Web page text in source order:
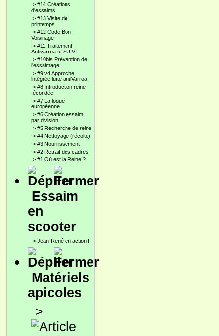
> #14 Créations
d'essaims
> #13 Visite de
printemps
> #12 Code Bon
Voisinage
> #11 Traitement
Antivarroa et SUIVI
> #10bis Prévention de
l'essaimage
> #9 v4 Approche
intégrée lutte antiVarroa
> #8 Introduction reine
fécondée
> #7 La loque
européenne
> #6 Création essaim
par division
> #5 Recherche de reine
> #4 Nettoyage (récolte)
> #3 Nourrissement
> #2 Retrait des cadres
> #1 Où est la Reine ?
Essaim
en
scooter
> Jean-René en action !
Matériels
apicoles
>